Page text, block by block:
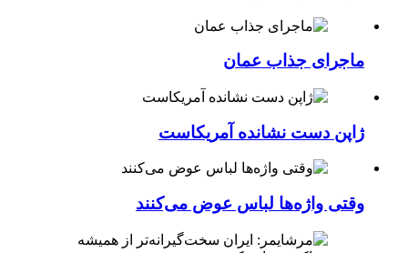
ماجرای جذاب عمان
ژاپن دست نشانده آمریکاست
وقتی واژه‌ها لباس عوض می‌کنند